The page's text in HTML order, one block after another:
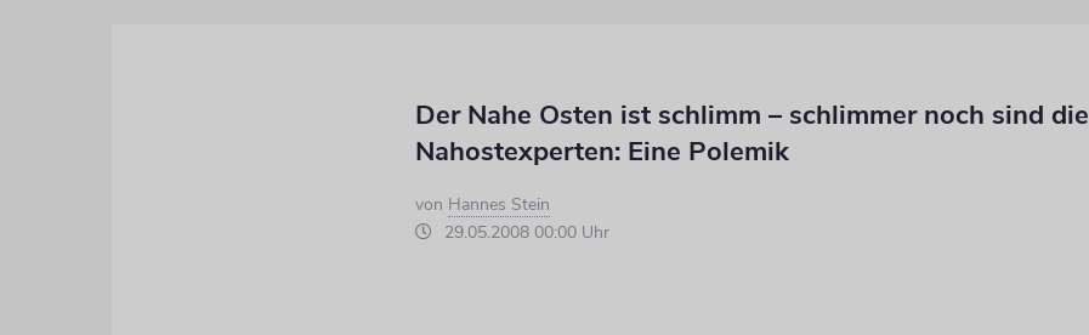
Der Nahe Osten ist schlimm – schlimmer noch sind die
Nahostexperten: Eine Polemik
von Hannes Stein
29.05.2008 00:00 Uhr